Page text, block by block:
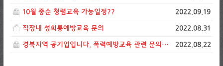
10월 중순 청렴교육 가능일정?? 2022.09.19
직장내 성희롱예방교육 문의 2022.08.31
경북지역 공기업입니다. 폭력예방교육 관련 문의드립니다. 2022.08.22